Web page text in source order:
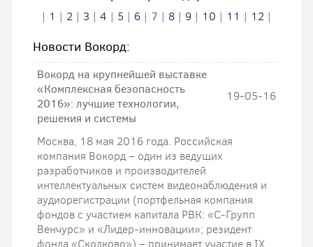
| 1 | 2 | 3 | 4 | 5 | 6 | 7 | 8 | 9 | 10 | 11 | 12 |
Новости Вокорд:
Вокорд на крупнейшей выставке
«Комплексная безопасность
2016»: лучшие технологии,
решения и системы
19-05-16
Москва, 18 мая 2016 года. Российская
компания Вокорд – один из ведущих
разработчиков и производителей
интеллектуальных систем видеонаблюдения и
аудиорегистрации (портфельная компания
фондов с участием капитала РВК: «С-Групп
Венчурс» и «Лидер-инновации»; резидент
фонда «Сколково») – принимает участие в IX